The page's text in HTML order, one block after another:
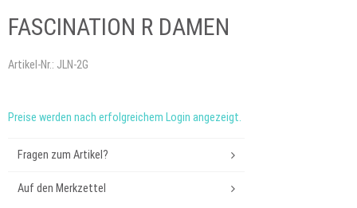
FASCINATION R DAMEN
Artikel-Nr.: JLN-2G
Preise werden nach erfolgreichem Login angezeigt.
Fragen zum Artikel?
Auf den Merkzettel